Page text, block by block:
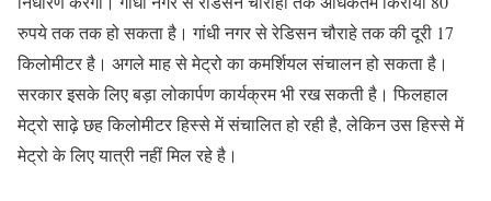
रुपये तक तक हो सकता है। गांधी नगर से रेडिसन चौराहे तक की दूरी 17
किलोमीटर है। अगले माह से मेट्रो का कमर्शियल संचालन हो सकता है।
सरकार इसके लिए बड़ा लोकार्पण कार्यक्रम भी रख सकती है। फिलहाल
मेट्रो साढ़े छह किलोमीटर हिस्से में संचालित हो रही है, लेकिन उस हिस्से में
मेट्रो के लिए यात्री नहीं मिल रहे है।